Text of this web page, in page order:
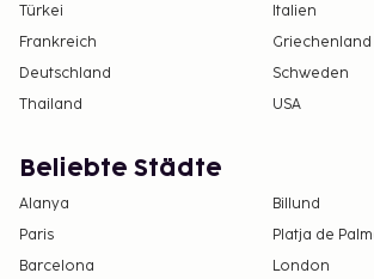
Türkei
Italien
Frankreich
Griechenland
Deutschland
Schweden
Thailand
USA
Beliebte Städte
Alanya
Billund
Paris
Platja de
Barcelona
London